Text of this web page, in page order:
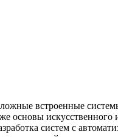
встроенные
основы
систем с